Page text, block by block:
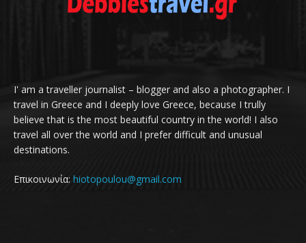
I' am a traveller journalist – blogger and also a photographer. I
travel in Greece and I deeply love Greece, because I trully
believe that is the most beautiful country in the world! I also
travel all over the world and I prefer difficult and unusual
destinations.
Επικοινωνία: hiotopoulou@gmail.com